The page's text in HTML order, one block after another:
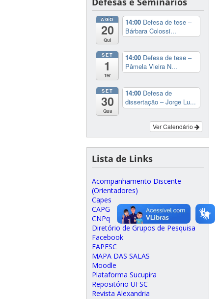
AGO
20
Qui
14:00 Defesa de tese –
Bárbara Colossi...
SET
1
Ter
14:00 Defesa de tese –
Pâmela Vieira N...
SET
30
Qua
14:00 Defesa de
dissertação – Jorge Lu...
Ver Calendário
Lista de Links
Acompanhamento Discente
(Orientadores)
Capes
CAPG
CNPq
Diretório de Grupos de Pesquisa
Facebook
FAPESC
MAPA DAS SALAS
Moodle
Plataforma Sucupira
Repositório UFSC
Revista Alexandria